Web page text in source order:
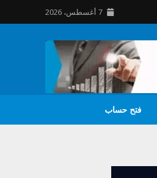
7 أغسطس، 2026
فتح حساب